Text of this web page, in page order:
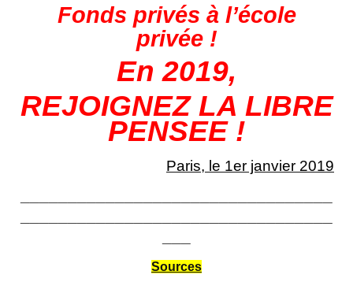
Fonds privés à l’école
privée !
En 2019,
REJOIGNEZ LA LIBRE
PENSEE !
Paris, le 1er janvier 2019
Sources